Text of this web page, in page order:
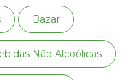
Bazar
Não Alcoólicas